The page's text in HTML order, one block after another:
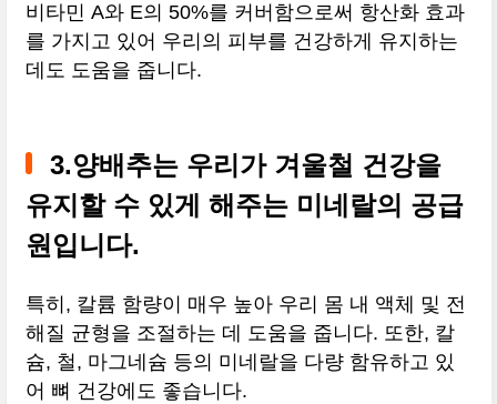
비타민 A와 E의 50%를 커버함으로써 항산화 효과
를 가지고 있어 우리의 피부를 건강하게 유지하는
데도 도움을 줍니다.
3.양배추는 우리가 겨울철 건강을
유지할 수 있게 해주는 미네랄의 공급
원입니다.
특히, 칼륨 함량이 매우 높아 우리 몸 내 액체 및 전
해질 균형을 조절하는 데 도움을 줍니다. 또한, 칼
슘, 철, 마그네슘 등의 미네랄을 다량 함유하고 있
어 뼈 건강에도 좋습니다.